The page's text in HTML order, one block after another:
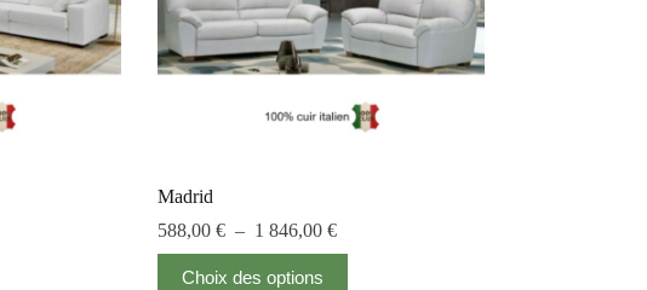
Madrid
588,00 € – 1 846,00 €
Choix des options